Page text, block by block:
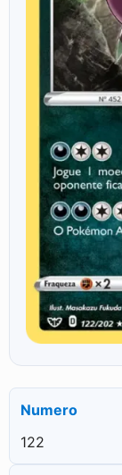
Numero
122